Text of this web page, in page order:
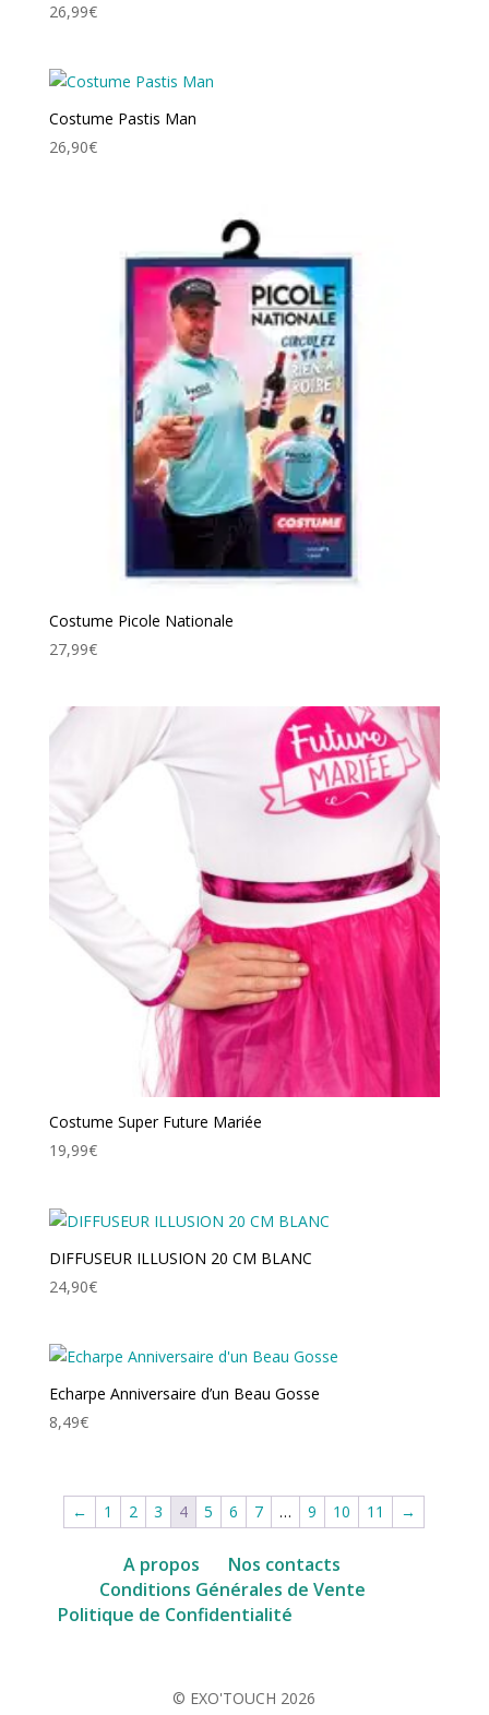
26,99€
Costume Pastis Man
26,90€
Costume Picole Nationale
27,99€
Costume Super Future Mariée
19,99€
DIFFUSEUR ILLUSION 20 CM BLANC
24,90€
Echarpe Anniversaire d’un Beau Gosse
8,49€
← 1 2 3 4 5 6 7 … 9 10 11 →
A propos
Nos contacts
Conditions Générales de Vente
Politique de Confidentialité
© EXO'TOUCH 2026